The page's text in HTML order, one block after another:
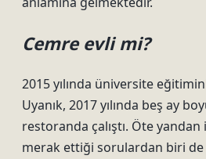
Cemre evli mi?
2015 yılında üniversite
Uyanık, 2017 yılında beş ay
restoranda çalıştı. Öte
merak ettiği sorulardan biri de